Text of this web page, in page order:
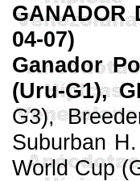
GANADOR
04-07)
Ganador
(Uru-G1),
G3),
Suburban
WorldCup